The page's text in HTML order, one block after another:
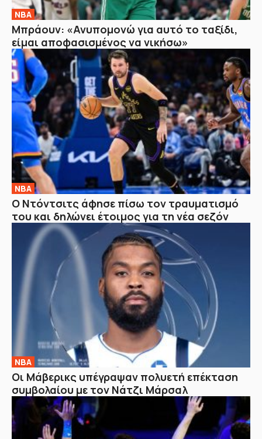
NBA
Μπράουν: «Ανυπομονώ για αυτό το ταξίδι,
είμαι αποφασισμένος να νικήσω»
NBA
Ο Ντόντσιτς άφησε πίσω τον τραυματισμό
του και δηλώνει έτοιμος για τη νέα σεζόν
NBA
Οι Μάβερικς υπέγραψαν πολυετή επέκταση
συμβολαίου με τον Νάτζι Μάρσαλ